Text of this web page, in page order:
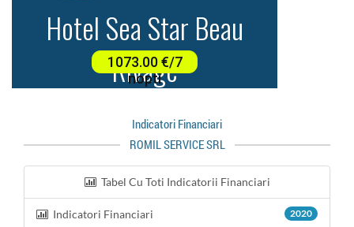
Indicatori Financiari
ROMIL SERVICE SRL
Tabel Cu Toti Indicatorii Financiari
Indicatori Financiari 2020